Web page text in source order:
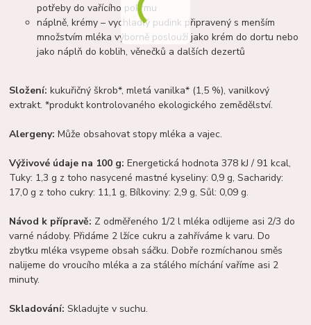
potřeby do vařícího pokrmu
náplně, krémy – vychladlý pudink připravený s menším
množstvím mléka výborně poslouží jako krém do dortu nebo
jako náplň do koblih, věnečků a dalších dezertů
Složení: kukuřičný škrob*, mletá vanilka* (1,5 %), vanilkový
extrakt. *produkt kontrolovaného ekologického zemědělství.
Alergeny: Může obsahovat stopy mléka a vajec.
Výživové údaje na 100 g: Energetická hodnota 378 kJ / 91 kcal,
Tuky: 1,3 g z toho nasycené mastné kyseliny: 0,9 g, Sacharidy:
17,0 g z toho cukry: 11,1 g, Bílkoviny: 2,9 g, Sůl: 0,09 g.
Návod k přípravě: Z odměřeného 1/2 l mléka odlijeme asi 2/3 do
varné nádoby. Přidáme 2 lžíce cukru a zahříváme k varu. Do
zbytku mléka vsypeme obsah sáčku. Dobře rozmíchanou směs
nalijeme do vroucího mléka a za stálého míchání vaříme asi 2
minuty.
Skladování: Skladujte v suchu.